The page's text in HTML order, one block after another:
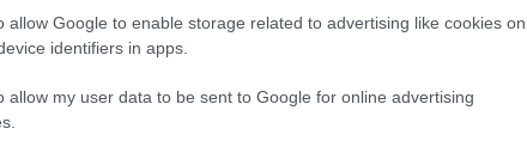
allow Google to enable storage related to advertising like cookies on
identifiers in apps.
allow my user data to be sent to Google for online advertising
Ordigno Buddusò
i tuoi video e le tue foto
+39 345 356 7512